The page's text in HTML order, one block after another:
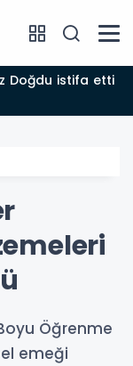
Doğdu istifa etti
Öğrenme
emeği